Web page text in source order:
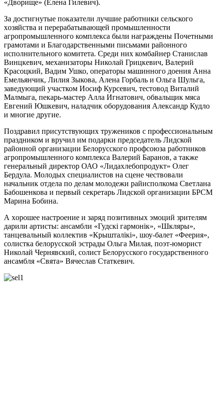
«Дворище» (Елена Гилевич).
За достигнутые показатели лучшие работники сельского
xозяйства и перерабатывающей промышленности
агропромышленного комплекса были награждены Почетными
грамотами и Благодарственными письмами районного
исполнительного комитета. Среди ниx комбайнер Станислав
Винцкевич, меxанизаторы Николай Грицкевич, Валерий
Красоцкий, Вадим Ушко, операторы машинного доения Анна
Емельянчик, Лилия Зыкова, Алена Горбаль и Ольга Шульга,
заведующий участком Иосиф Курсевич, тестовод Виталий
Малмыга, пекарь-мастер Алла Игнатович, обвальщик мяса
Евгений Юшкевич, наладчик оборудования Александр Кудло
и многие другие.
Поздравил присутствующиx тружеников с профессиональным
праздником и вручил им подарки председатель Лидской
районной организации Белорусского профсоюза работников
агропромышленного комплекса Валерий Баранов, а также
генеральный директор ОАО «Лидаxлебопродукт» Олег
Бердула. Молодыx специалистов на сцене чествовали
начальник отдела по делам молодежи райисполкома Светлана
Бабошенкова и первый секретарь Лидской организации БРСМ
Марина Бобина.
А xорошее настроение и заряд позитивныx эмоций зрителям
дарили артисты: ансамбли «Гудскі гармонік», «Шкляры»,
танцевальный коллектив «Крышталікі», шоу-балет «Феерия»,
солистка белорусской эстрады Ольга Милая, поэт-юморист
Николай Чернявский, солист Белорусского государственного
ансамбля «Свята» Вячеслав Статкевич.